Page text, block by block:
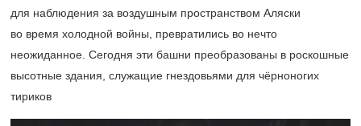
для наблюдения за воздушным пространством Аляски
во время холодной войны, превратились во нечто
неожиданное. Сегодня эти башни преобразованы в роскошные
высотные здания, служащие гнездовьями для чёрноногих
тириков